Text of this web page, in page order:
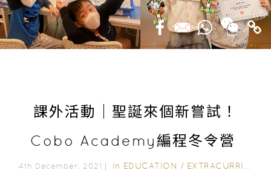
課外活動｜聖誕來個新嘗試！
Cobo Academy編程冬令營
4th December, 2021｜ In EDUCATION / EXTRACURRICULAR ACTIVITIES